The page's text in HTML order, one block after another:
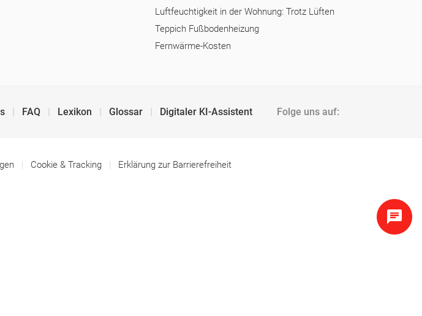
Luftfeuchtigkeit in der Wohnung: Trotz Lüften
Teppich Fußbodenheizung
Fernwärme-Kosten
FAQ Lexikon Glossar Digitaler KI-Assistent Folge uns auf:
Cookie & Tracking Erklärung zur Barrierefreiheit